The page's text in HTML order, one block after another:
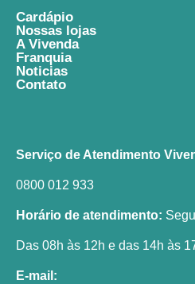
Cardápio
Nossas lojas
A Vivenda
Franquia
Noticias
Contato
Serviço de Atendimento
0800 012 933
Horário de atendimento:
Das 08h às 12h e das 14h às
E-mail: